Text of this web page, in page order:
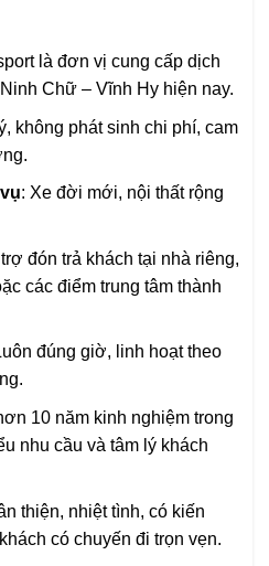
là đơn vị cung cấp dịch
Chữ – Vĩnh Hy hiện nay.
không phát sinh chi phí, cam
: Xe đời mới, nội thất rộng
đón trả khách tại nhà riêng,
các điểm trung tâm thành
đúng giờ, linh hoạt theo
10 năm kinh nghiệm trong
nhu cầu và tâm lý khách
thiện, nhiệt tình, có kiến
có chuyến đi trọn vẹn.